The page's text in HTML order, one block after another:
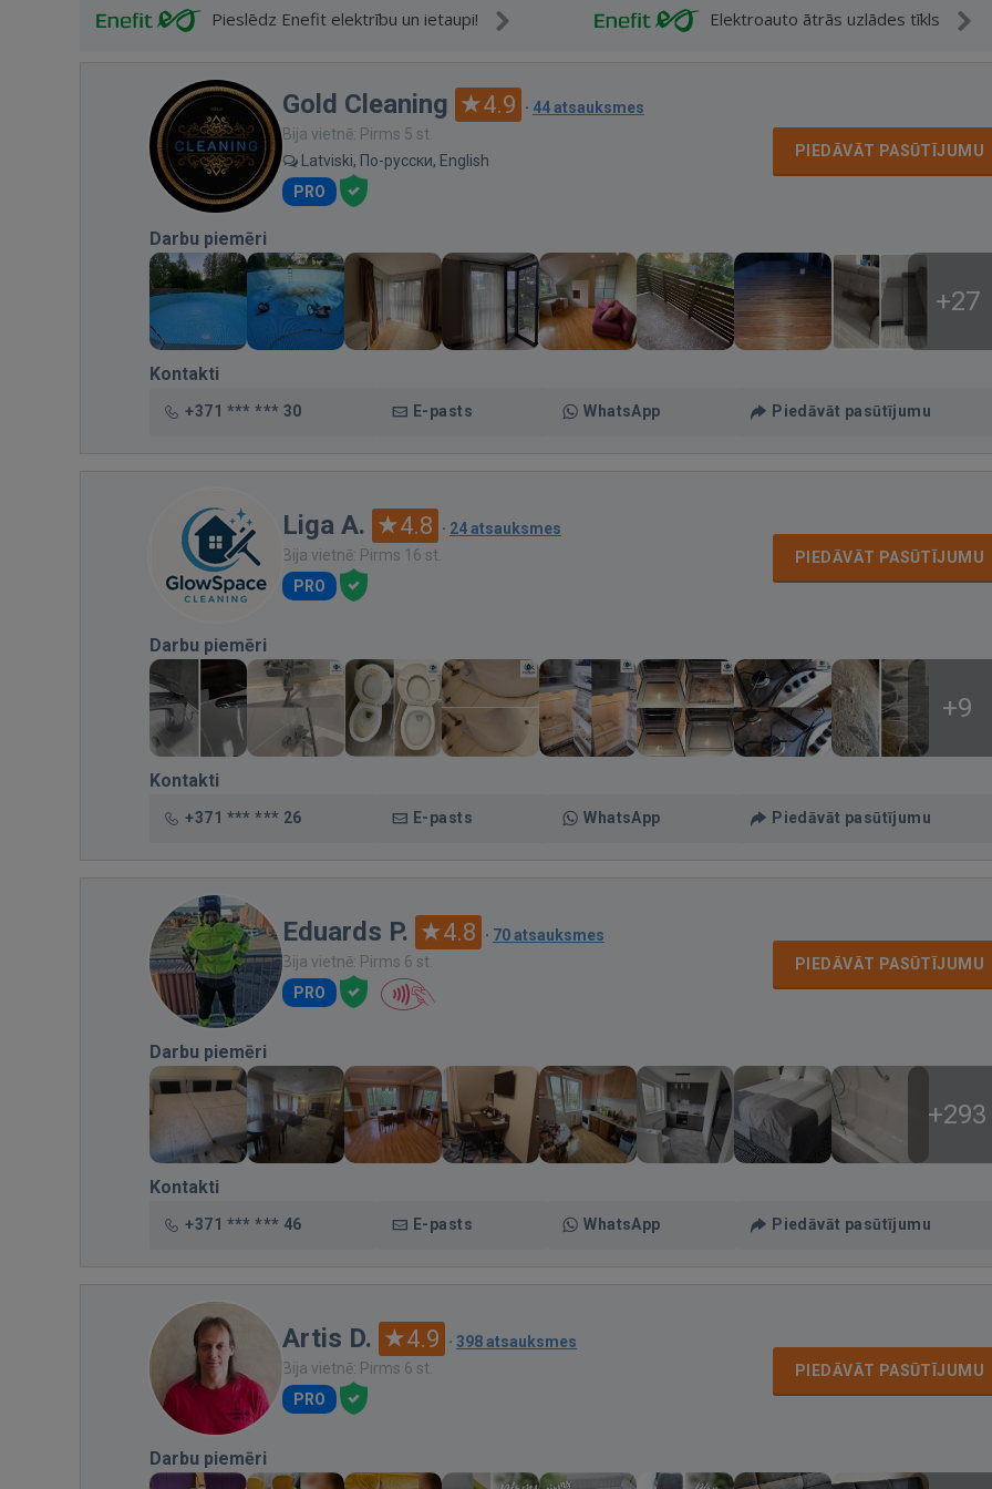
Pieslēdz Enefit elektrību un ietaupi! Elektroauto ātrās uzlādes tīkls
Gold Cleaning 4.9 · 44 atsauksmes
Bija vietnē: Pirms 5 st.
Latviski, По-русски, English
PRO
PIEDĀVĀT PASŪTĪJUMU
Darbu piemēri
+27
Kontakti
+371 *** *** 30 E-pasts WhatsApp Piedāvāt pasūtījumu
Liga A. 4.8 · 24 atsauksmes
Bija vietnē: Pirms 16 st.
PRO
PIEDĀVĀT PASŪTĪJUMU
Darbu piemēri
+9
Kontakti
+371 *** *** 26 E-pasts WhatsApp Piedāvāt pasūtījumu
Eduards P. 4.8 · 70 atsauksmes
Bija vietnē: Pirms 6 st.
PRO
PIEDĀVĀT PASŪTĪJUMU
Darbu piemēri
+293
Kontakti
+371 *** *** 46 E-pasts WhatsApp Piedāvāt pasūtījumu
Artis D. 4.9 · 398 atsauksmes
Bija vietnē: Pirms 6 st.
PRO
PIEDĀVĀT PASŪTĪJUMU
Darbu piemēri